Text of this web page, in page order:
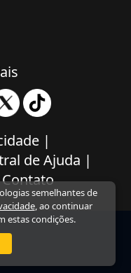
semelhantes de
, ao continuar
estas condições.
|
de Ajuda |
Contato